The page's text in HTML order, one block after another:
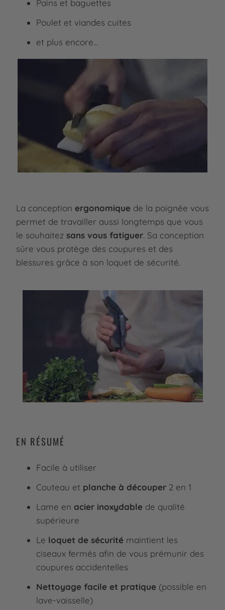
Pains et baguettes
Poulet et viandes cuites
et plus encore...
La conception ergonomique de la poignée vous
permet de travailler aussi longtemps que vous
le souhaitez sans vous fatiguer. Sa conception
sûre vous protège des coupures et des
blessures grâce à son loquet de sécurité.
EN RÉSUMÉ
Facile à utiliser
Couteau et planche à découper2 en 1
Lame en acier inoxydable de qualité
supérieure
Le loquet de sécurité maintient les
ciseaux fermés afin de vous prémunir des
coupures accidentelles
Nettoyage facile et pratique (possible en
lave-vaisselle)